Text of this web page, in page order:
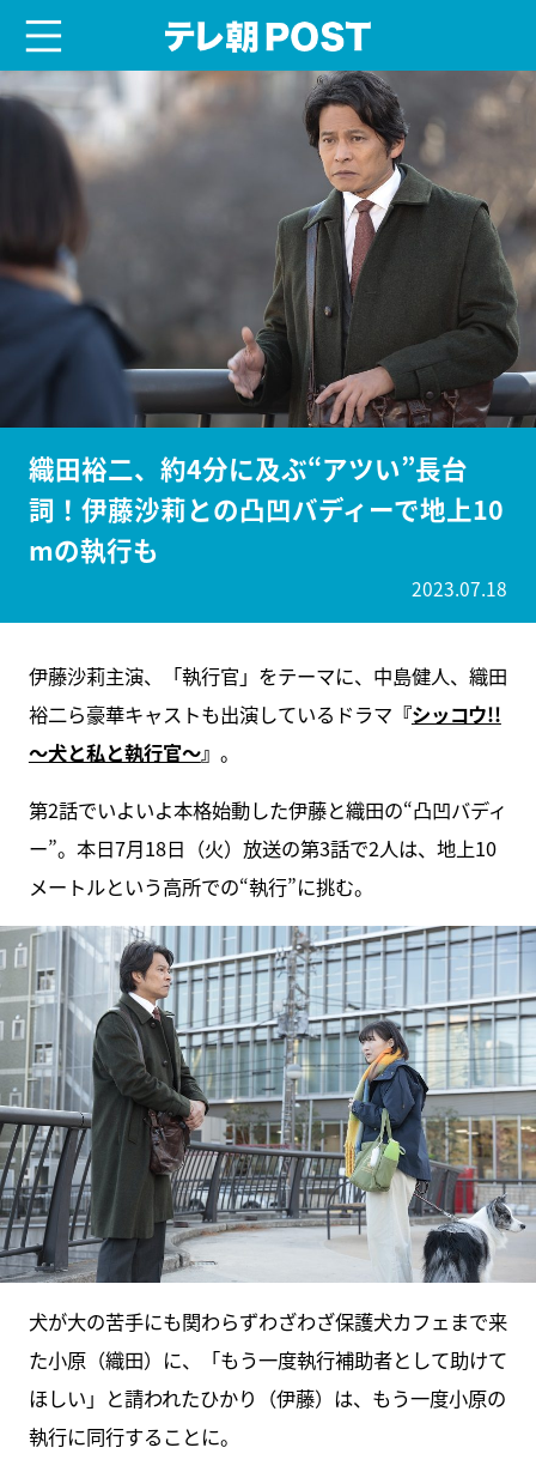
織田裕二、約4分に及ぶ“アツい”長台
詞！伊藤沙莉との凸凹バディーで地上10
mの執行も
2023.07.18
伊藤沙莉主演、「執行官」をテーマに、中島健人、織田
裕二ら豪華キャストも出演しているドラマ 『シッコウ!!
～犬と私と執行官～』 。
第2話でいよいよ本格始動した伊藤と織田の“凸凹バディ
ー”。本日7月18日（火）放送の第3話で2人は、地上10
メートルという高所での“執行”に挑む。
犬が大の苦手にも関わらずわざわざ保護犬カフェまで来
た小原（織田）に、「もう一度執行補助者として助けて
ほしい」と請われたひかり（伊藤）は、もう一度小原の
執行に同行することに。